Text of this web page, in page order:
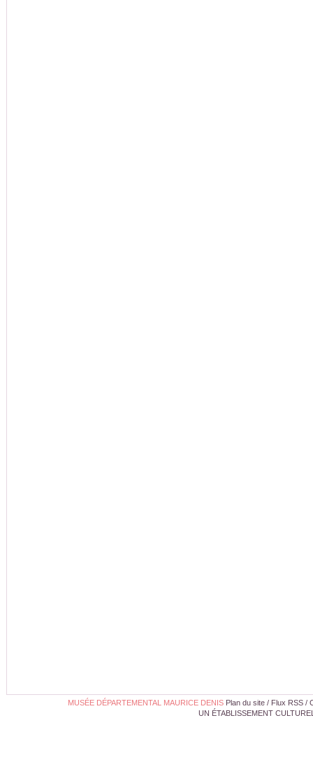
MUSÉE DÉPARTEMENTAL MAURICE DENIS Plan du site / Flux RSS /
UN ÉTABLISSEMENT